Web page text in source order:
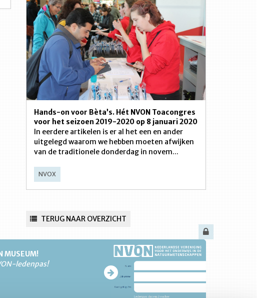
Hands-on voor Bèta’s. Hét NVON Toacongres
voor het seizoen 2019-2020 op 8 januari 2020
In eerdere artikelen is er al het een en ander
uitgelegd waarom we hebben moeten afwijken
van de traditionele donderdag in novem...
NVOX
TERUG NAAR OVERZICHT
MUSEUM!
ledenpas!